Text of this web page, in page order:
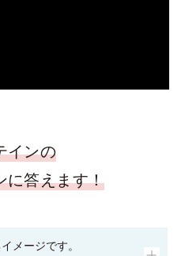
インの
に答えます！
メージです。